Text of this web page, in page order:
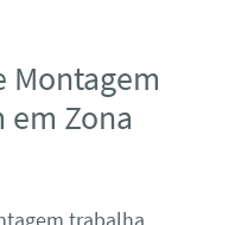
Montagem
em Zona